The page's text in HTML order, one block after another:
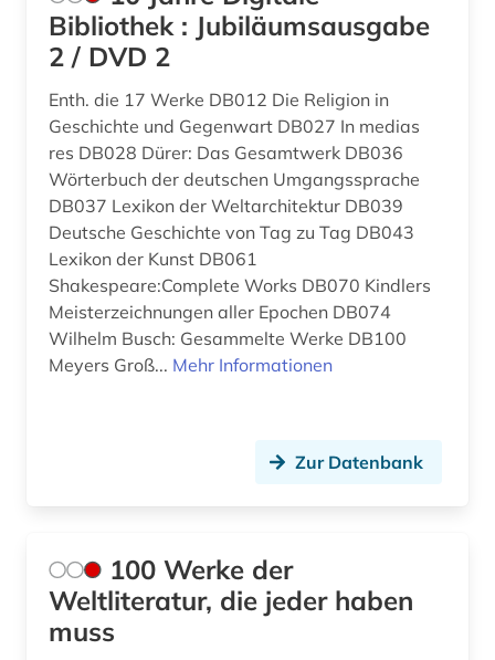
bibliothèque nationale de france (1)
bilddatenbank (1)
biografie (12)
biographie (10)
biowissenschaften (1)
blaise (1)
boccaccio (1)
briefsammlung (2)
briefwechsel (1)
british national corpus (1)
buch (1)
Ostasien (1)
Portugal (13)
Roemisches Reich (2)
Rumänien (5)
Russland, Sowjetunion (1)
Schweden (1)
Schweiz (8)
Slowakei (1)
Spanien (52)
Vatikanstadt (1)
Bibliothek : Jubiläumsausgabe
2 / DVD 2
Enth. die 17 Werke DB012 Die Religion in
Geschichte und Gegenwart DB027 In medias
res DB028 Dürer: Das Gesamtwerk DB036
Wörterbuch der deutschen Umgangssprache
DB037 Lexikon der Weltarchitektur DB039
Deutsche Geschichte von Tag zu Tag DB043
Lexikon der Kunst DB061
Shakespeare:Complete Works DB070 Kindlers
Meisterzeichnungen aller Epochen DB074
Wilhelm Busch: Gesammelte Werke DB100
Meyers Groß... Mehr Informationen
Zur Datenbank
100 Werke der
Weltliteratur, die jeder haben
muss